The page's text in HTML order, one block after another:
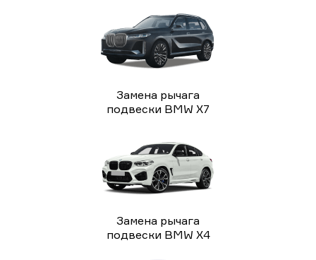
Замена рычага
подвески BMW X7
Замена рычага
подвески BMW X4